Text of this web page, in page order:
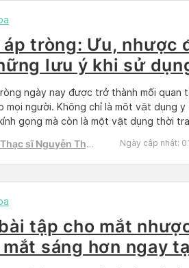
áp tròng: Ưu, nhược
lưu ý khi sử
ngày nay được trở thành mối quan
mọi người. Không chỉ là môt vật dụng y
gọng mà còn là một vật dụng thời
về kính áp tròng […]
sĩ Nguyễn Thị
Ngày cập nhật:
tập cho mắt
sáng hơn ngay